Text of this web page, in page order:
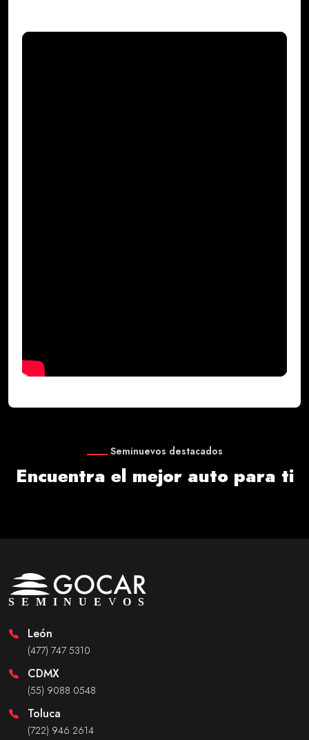
Seminuevos destacados
Encuentra el mejor auto para ti
León
(477) 747 5310
CDMX
(55) 9088 0548
Toluca
(722) 946 2614